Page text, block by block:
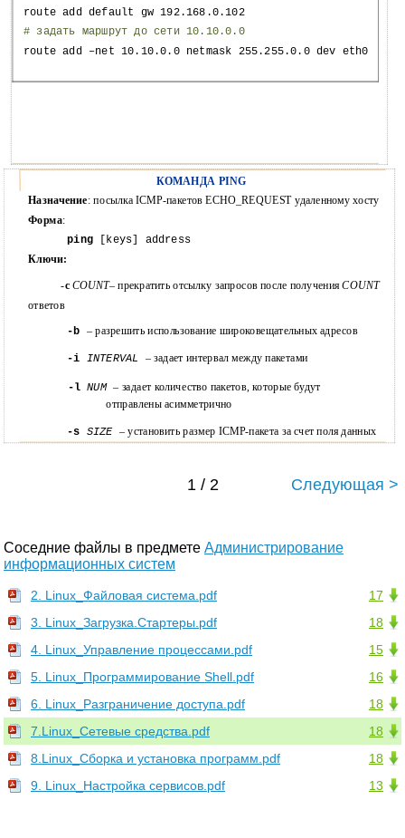
route add default gw 192.168.0.102
# задать маршрут до сети 10.10.0.0
route add –net 10.10.0.0 netmask 255.255.0.0 dev eth0
КОМАНДА PING
Назначение: посылка ICMP-пакетов ECHO_REQUEST удаленному хосту
Форма:
ping
[keys] address
Ключи:
-c COUNT– прекратить отсылку запросов после полученияCOUNT
ответов
-b – разрешить использование широковещательных адресов
-i INTERVAL – задает интервал между пакетами
-l NUM– задает количество пакетов, которые будут
отправлены асимметрично
-s SIZE – установить размер ICMP-пакета за счет поля данных
1 / 2 Следующая >
Соседние файлы в предмете Администрирование
информационных систем
17
2. Linux_Файловая система.pdf
18
3. Linux_Загрузка.Стартеры.pdf
15
4. Linux_Управление процессами.pdf
16
5. Linux_Программирование Shell.pdf
18
6. Linux_Разграничение доступа.pdf
18
7.Linux_Сетевые средства.pdf
18
8.Linux_Сборка и установка программ.pdf
13
9. Linux_Настройка сервисов.pdf